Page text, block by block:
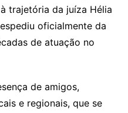
trajetória da juíza Hélia
oficialmente da
de atuação no
de amigos,
e regionais, que se